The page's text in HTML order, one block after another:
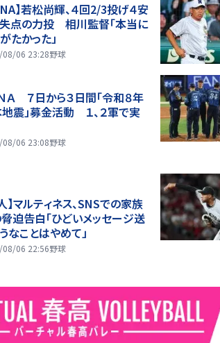
】若松尚輝、４回2/3投げ４安
点の力投 相川監督「本当に
たかった」
08/06 23:28野球
Ａ ７日から３日間「令和８年
震」募金活動 １、２軍で実
08/06 23:08野球
】マルティネス、SNSでの家族
迫告白「ひどいメッセージ送
なことはやめて」
08/06 22:56野球